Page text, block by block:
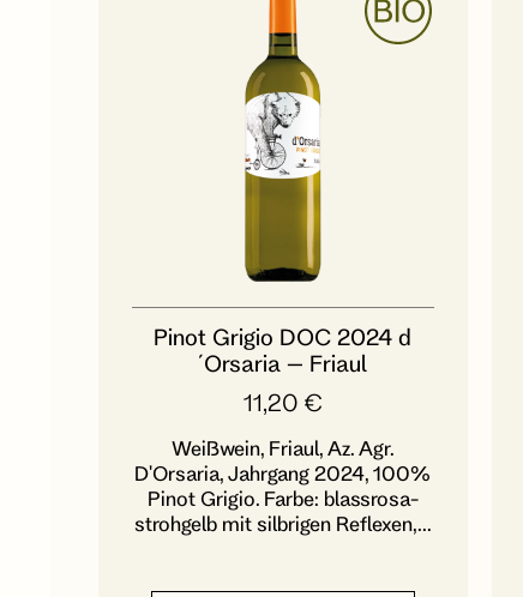
Pinot Grigio DOC 2024 d
´Orsaria – Friaul
11,20 €
Weißwein, Friaul, Az. Agr.
D'Orsaria, Jahrgang 2024, 100%
Pinot Grigio. Farbe: blassrosa-
strohgelb mit silbrigen Reflexen,...